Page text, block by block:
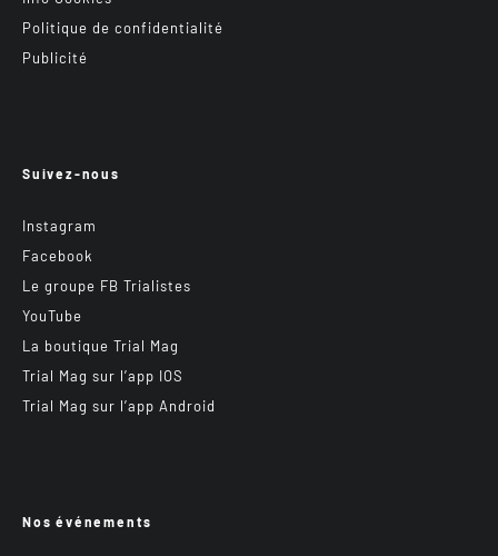
Politique de confidentialité
Publicité
Suivez-nous
Instagram
Facebook
Le groupe FB Trialistes
YouTube
La boutique Trial Mag
Trial Mag sur l’app IOS
Trial Mag sur l’app Android
Nos événements